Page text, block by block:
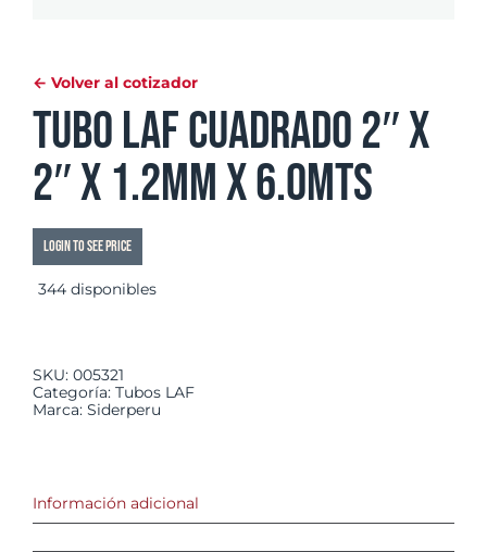
← Volver al cotizador
Tubo LAF Cuadrado 2″ x
2″ x 1.2mm x 6.0mts
Login to see price
344 disponibles
SKU: 005321
Categoría: Tubos LAF
Marca: Siderperu
Información adicional